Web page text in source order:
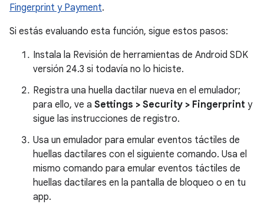
Fingerprint y Payment.
Si estás evaluando esta función, sigue estos pasos:
Instala la Revisión de herramientas de Android SDK
versión 24.3 si todavía no lo hiciste.
Registra una huella dactilar nueva en el emulador;
para ello, ve a Settings > Security > Fingerprint y
sigue las instrucciones de registro.
Usa un emulador para emular eventos táctiles de
huellas dactilares con el siguiente comando. Usa el
mismo comando para emular eventos táctiles de
huellas dactilares en la pantalla de bloqueo o en tu
app.